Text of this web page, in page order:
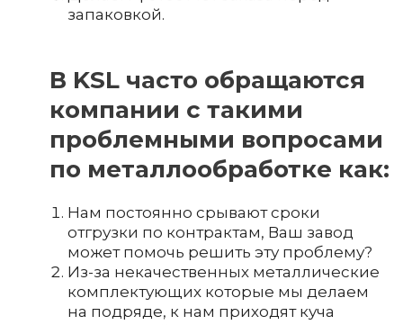
запаковкой.
В KSL часто обращаются
компании с такими
проблемными вопросами
по металлообработке как:
Нам постоянно срывают сроки
отгрузки по контрактам, Ваш завод
может помочь решить эту проблему?
Из-за некачественных металлические
комплектующих которые мы делаем
на подряде, к нам приходят куча